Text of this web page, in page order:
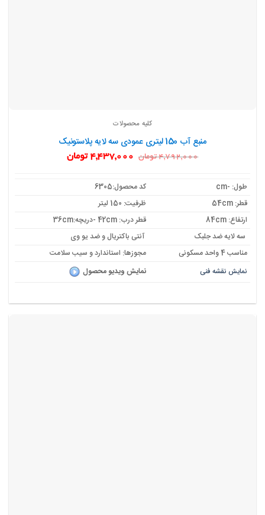
کلیه محصولات
منبع آب 150 لیتری عمودی سه لایه پلاستونیک
4,792,000 تومان قیمت
اصلی:
بود.
4,437,000 تومانقیمت
طول: -cm
کد محصول:6305
قطر: 54cm
ظرفیت: 150 لیتر
ارتفاع: 84cm
قطر درب: 42cm -دریچه:36cm
سه لایه ضد جلبک
آنتی باکتریال و ضد یو وی
مناسب 4 واحد مسکونی
مجوزها: استاندارد و سیب سلامت
نمایش نقشه فنی نمایش ویدیو محصول